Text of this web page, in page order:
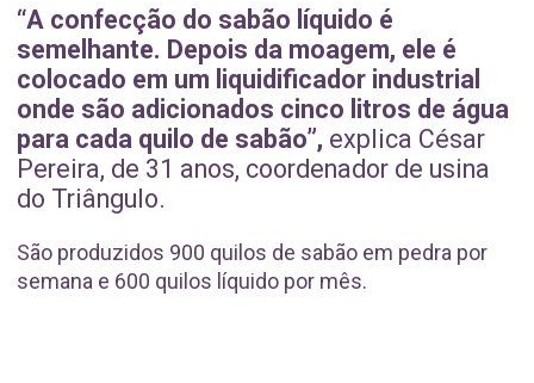
“A confecção do sabão líquido é
semelhante. Depois da moagem, ele é
colocado em um liquidificador industrial
onde são adicionados cinco litros de água
para cada quilo de sabão”, explica César
Pereira, de 31 anos, coordenador de usina
do Triângulo.
São produzidos 900 quilos de sabão em pedra por
semana e 600 quilos líquido por mês.